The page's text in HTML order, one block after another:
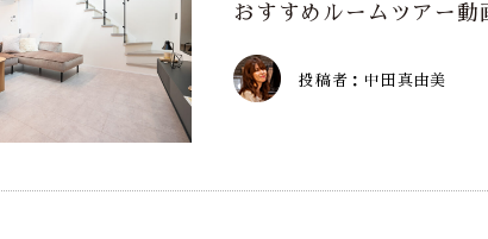
おすすめルームツアー動
投稿者：中田真由美